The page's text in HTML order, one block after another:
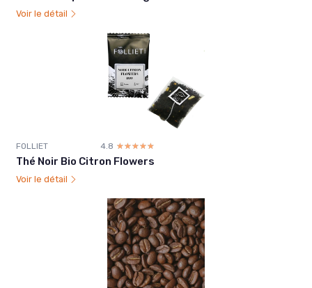
Voir le détail
FOLLIET 4.8 ☆☆☆☆☆
★★★★★
Thé Noir Bio Citron Flowers
Voir le détail